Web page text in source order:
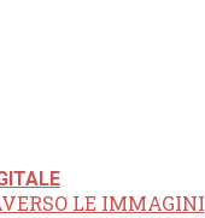
LE IMMAGINI